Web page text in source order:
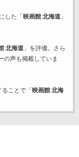
した「 映画館 北海道」
北海道」を評価。さら
の声も掲載していま
ことで「 映画館 北海